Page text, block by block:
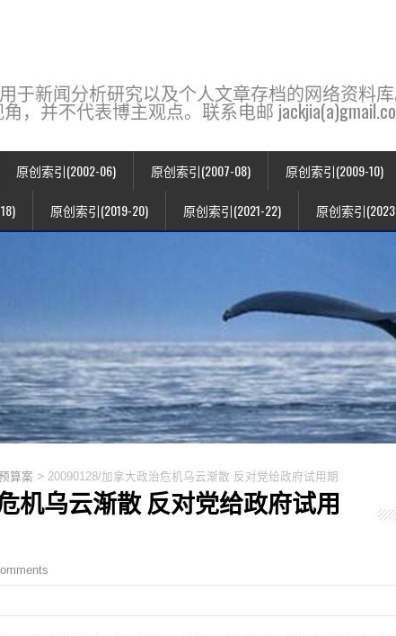
个用于新闻分析研究以及个人文章存档的网络资料
，并不代表博主观点。联系电邮
原创索引(2002-06) 原创索引(2007-08) 原创索引(2009-10)
原创索引(2019-20) 原创索引(2021-22) 原创索引
算案 > 20090128/加拿大政治危机乌云渐散 反对党给政府试用期
机乌云渐散 反对党给政府试用